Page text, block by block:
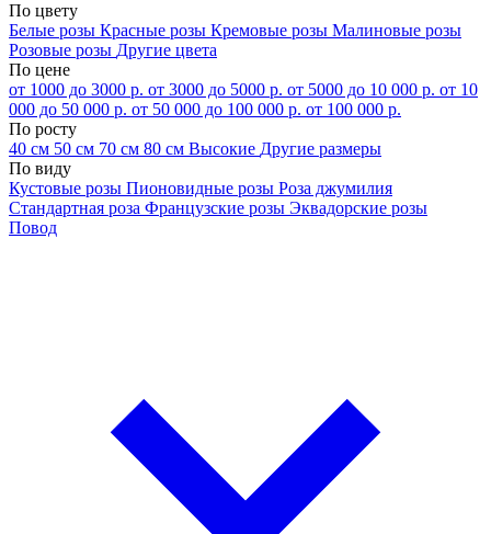
По цвету
Белые розы Красные розы Кремовые розы Малиновые розы
Розовые розы Другие цвета
По цене
от 1000 до 3000 р. от 3000 до 5000 р. от 5000 до 10 000 р. от 10
000 до 50 000 р. от 50 000 до 100 000 р. от 100 000 р.
По росту
40 см 50 см 70 см 80 см Высокие Другие размеры
По виду
Кустовые розы Пионовидные розы Роза джумилия
Стандартная роза Французские розы Эквадорские розы
Повод